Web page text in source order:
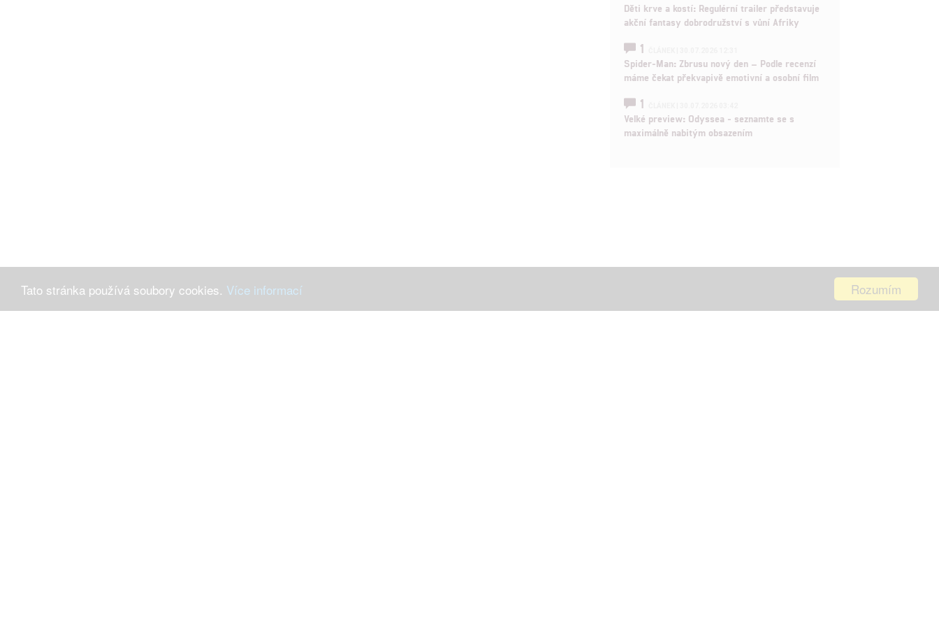
Rozumím
Tato stránka používá soubory cookies. Více informací
Děti krve a kostí: Regulérní trailer představuje
akční fantasy dobrodružství s vůní Afriky
1
Spider-Man: Zbrusu nový den – Podle recenzí
máme čekat překvapivě emotivní a osobní film
1
Velké preview: Odyssea - seznamte se s
maximálně nabitým obsazením